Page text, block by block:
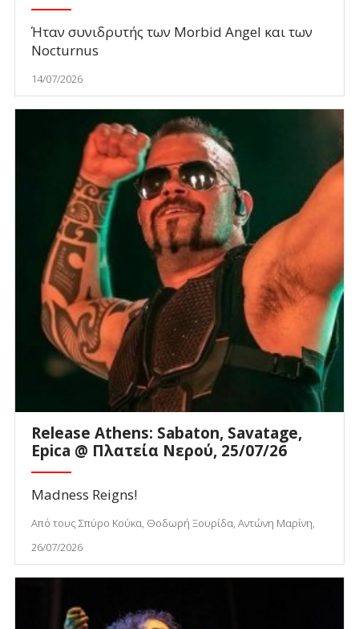
Ήταν συνιδρυτής των Morbid Angel και των
Nocturnus
14/07/2026
Release Athens: Sabaton, Savatage,
Epica @ Πλατεία Νερού, 25/07/26
Madness Reigns!
Από τους Σπύρο Κούκα, Θοδωρή Ξουρίδα, Αντώνη Μαρίνη,
26/07/2026